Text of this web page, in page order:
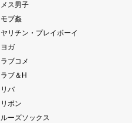
メス男子
モブ姦
ヤリチン・プレイボーイ
ヨガ
ラブコメ
ラブ＆H
リバ
リボン
ルーズソックス